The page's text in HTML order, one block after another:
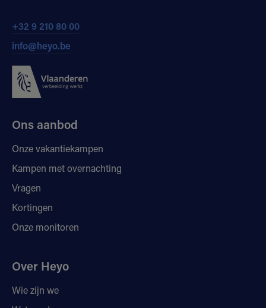
+32 9 210 80 00
info@heyo.be
Ons aanbod
Onze vakantiekampen
Kampen met overnachting
Vragen
Kortingen
Onze monitoren
Over Heyo
Wie zijn we